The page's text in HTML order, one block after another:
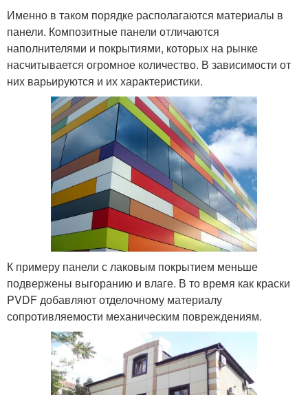
Именно в таком порядке располагаются материалы в
панели. Композитные панели отличаются
наполнителями и покрытиями, которых на рынке
насчитывается огромное количество. В зависимости от
них варьируются и их характеристики.
К примеру панели с лаковым покрытием меньше
подвержены выгоранию и влаге. В то время как краски
PVDF добавляют отделочному материалу
сопротивляемости механическим повреждениям.